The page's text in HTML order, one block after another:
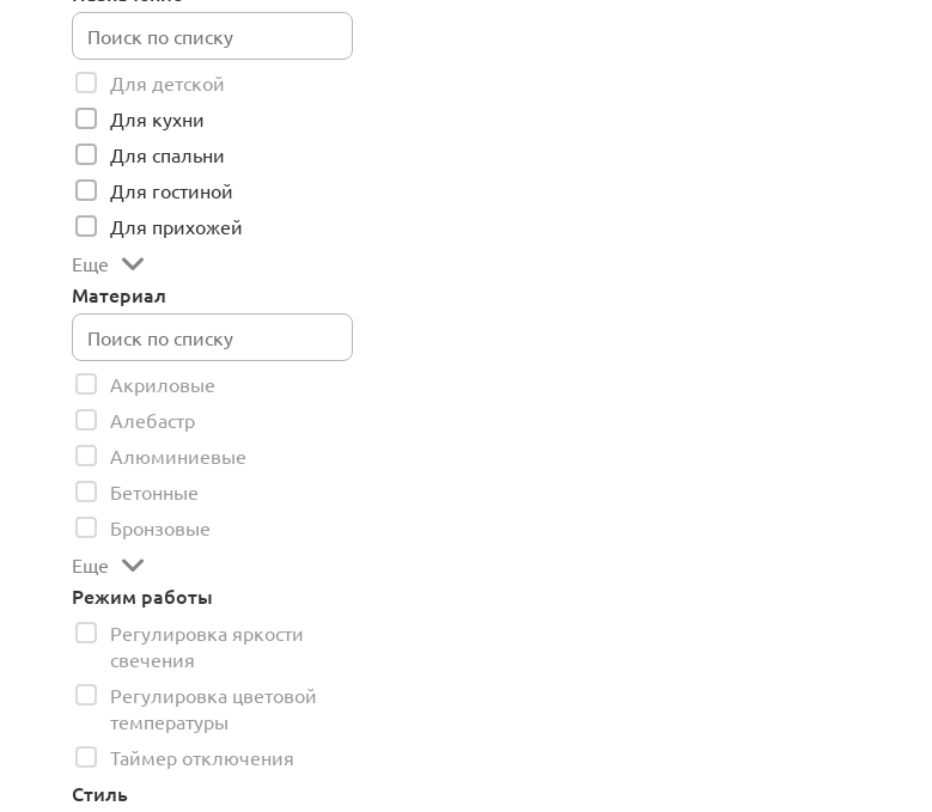
Для детской
Для кухни
Для спальни
Для гостиной
Для прихожей
Еще
Материал
Акриловые
Алебастр
Алюминиевые
Бетонные
Бронзовые
Еще
Режим работы
Регулировка яркости
свечения
Регулировка цветовой
температуры
Таймер отключения
Стиль